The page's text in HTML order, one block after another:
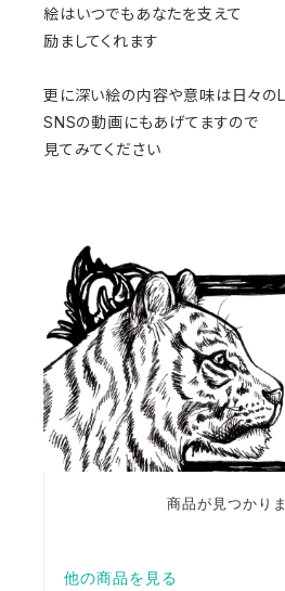
絵はいつでもあなたを支えて
励ましてくれます
更に深い絵の内容や意味は日々の
SNSの動画にもあげてますので
見てみてください